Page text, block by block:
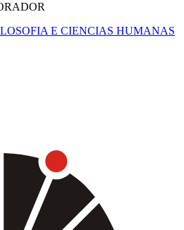
E CIENCIAS HUMANAS